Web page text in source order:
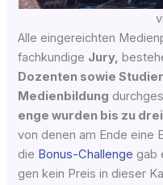
Alle ein­ge­reich­ten
fach­kun­di­ge Jury,
Dozen­ten sowie
Medi­en­bil­dung
enge wur­den bis zu
von denen am Ende eine
die Bonus-Chall­enge gab
gen kein Preis in die­ser